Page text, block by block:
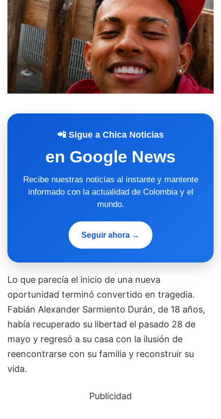
📲 Sigue a Chica Noticias
en Google News
Recibe nuestras noticias al instante y mantente
informado con la actualidad de Colombia y el
mundo.
Seguir ahora →
Lo que parecía el inicio de una nueva
oportunidad terminó convertido en tragedia.
Fabián Alexander Sarmiento Durán, de 18 años,
había recuperado su libertad el pasado 28 de
mayo y regresó a su casa con la ilusión de
reencontrarse con su familia y reconstruir su
vida.
Publicidad